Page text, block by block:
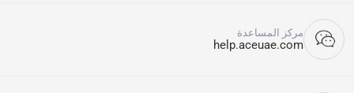
مركز المساعدة
help.aceuae.com